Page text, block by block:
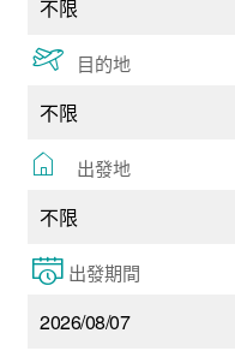
目的地
出發地
出發期間